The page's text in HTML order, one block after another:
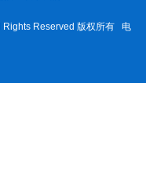
Rights Reserved 版权所有 电